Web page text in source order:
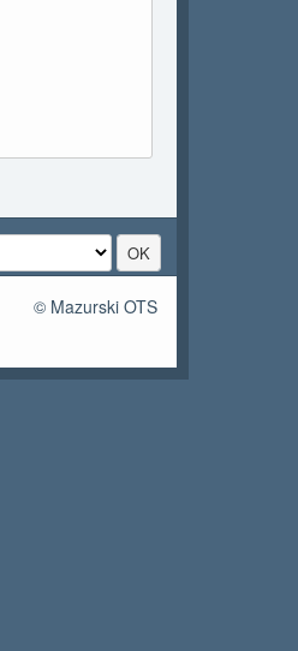
© Mazurski OTS